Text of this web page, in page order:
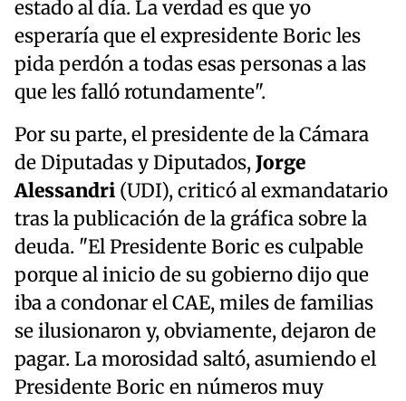
estado al día. La verdad es que yo
esperaría que el expresidente Boric les
pida perdón a todas esas personas a las
que les falló rotundamente".
Por su parte, el presidente de la Cámara
de Diputadas y Diputados,Jorge
Alessandri (UDI), criticó al exmandatario
tras la publicación de la gráfica sobre la
deuda. "El Presidente Boric es culpable
porque al inicio de su gobierno dijo que
iba a condonar el CAE, miles de familias
se ilusionaron y, obviamente, dejaron de
pagar. La morosidad saltó, asumiendo el
Presidente Boric en números muy